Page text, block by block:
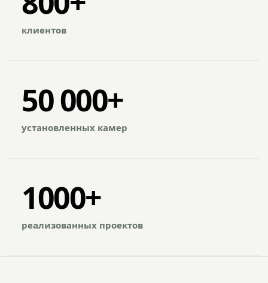
клиентов
50 000+
установленных камер
1000+
реализованных проектов